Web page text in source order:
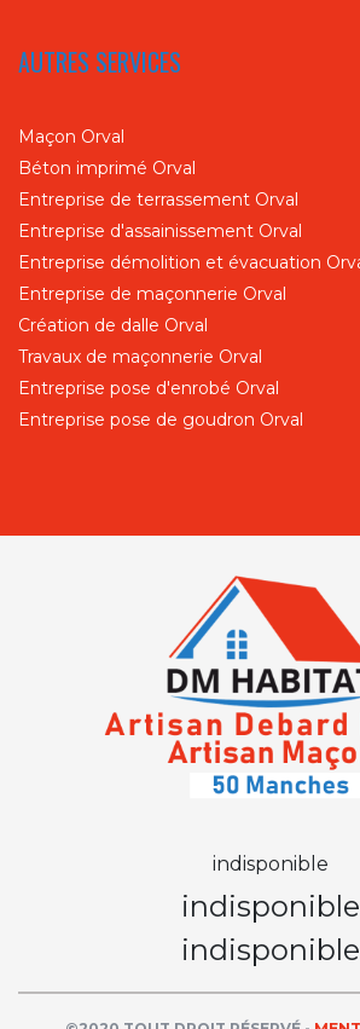
AUTRES SERVICES
Maçon Orval
Béton imprimé Orval
Entreprise de terrassement Orval
Entreprise d'assainissement Orval
Entreprise démolition et évacuation
Entreprise de maçonnerie Orval
Création de dalle Orval
Travaux de maçonnerie Orval
Entreprise pose d'enrobé Orval
Entreprise pose de goudron Orval
indisponible
indisponible
indisponible